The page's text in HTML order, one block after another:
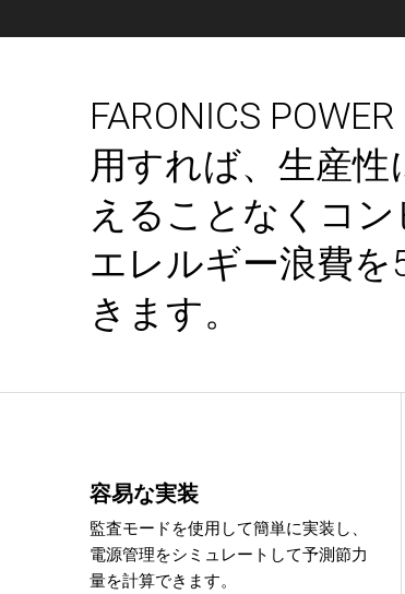
FARONICS
用すれば、生産性
えることなくコ
エレルギー浪費を
きます。
容易な実装
監査モードを使用して簡単に実装し、
電源管理をシミュレートして予測節力
量を計算できます。